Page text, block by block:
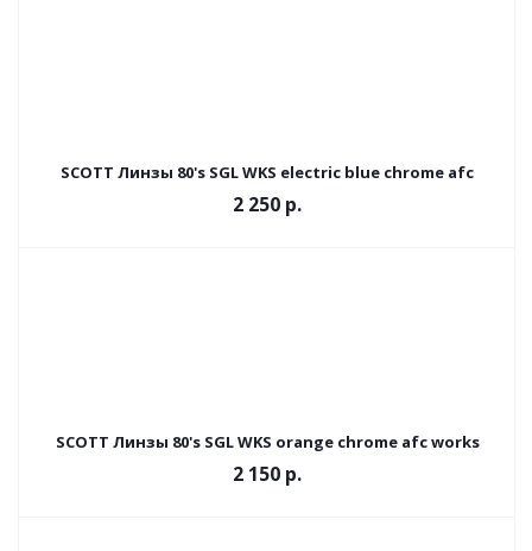
SCOTT Линзы 80's SGL WKS electric blue chrome afc
2 250 р.
SCOTT Линзы 80's SGL WKS orange chrome afc works
2 150 р.